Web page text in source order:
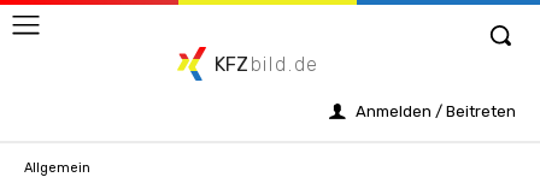
KFZ bild.de
Anmelden / Beitreten
Allgemein